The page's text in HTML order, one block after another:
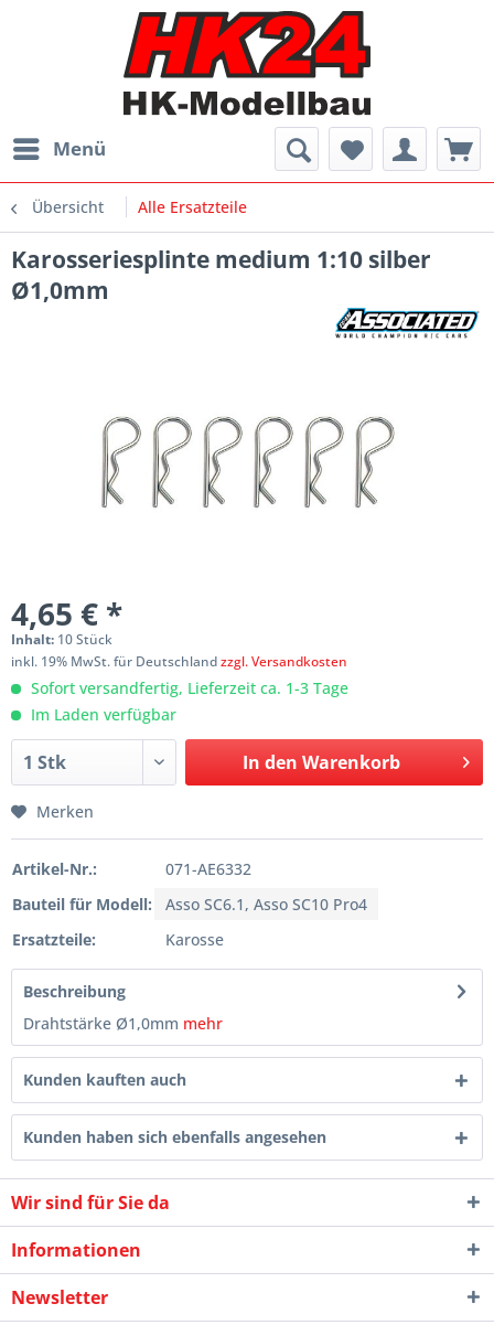
Menü
Übersicht Alle Ersatzteile
Karosseriesplinte medium 1:10 silber
Ø1,0mm
4,65 € *
Inhalt: 10 Stück
inkl. 19% MwSt. für Deutschlandzzgl. Versandkosten
Sofort versandfertig, Lieferzeit ca. 1-3 Tage
Im Laden verfügbar
In den Warenkorb
Merken
Artikel-Nr.:
071-AE6332
Bauteil für Modell:
Asso SC6.1, Asso SC10 Pro4
Ersatzteile:
Karosse
Beschreibung
Drahtstärke Ø1,0mm mehr
Kunden kauften auch
Kunden haben sich ebenfalls angesehen
Wir sind für Sie da
Informationen
Newsletter